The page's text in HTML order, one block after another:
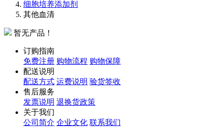
细胞培养添加剂
其他血清
暂无产品！
订购指南
免费注册 购物流程 购物保障
配送说明
配送方式 运费说明 验货签收
售后服务
发票说明 退换货政策
关于我们
公司简介 企业文化 联系我们